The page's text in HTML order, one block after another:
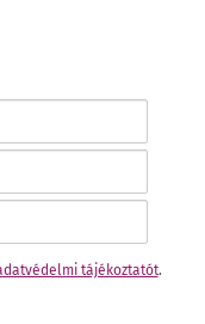
tájékoztatót.